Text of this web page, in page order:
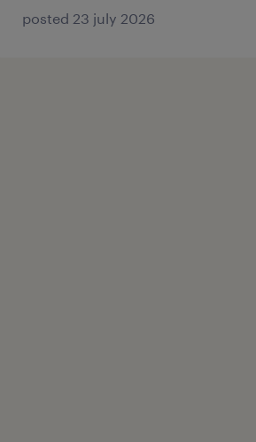
posted 23 july 2026